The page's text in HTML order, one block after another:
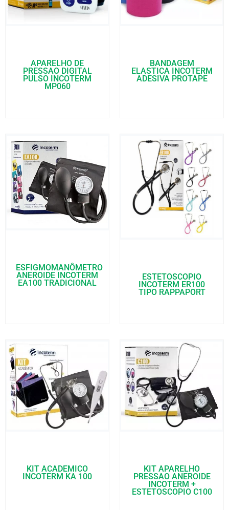
APARELHO DE
PRESSAO DIGITAL
PULSO INCOTERM
MP060
BANDAGEM
ELASTICA INCOTERM
ADESIVA PROTAPE
ESFIGMOMANÔMETRO
ANEROIDE INCOTERM
EA100 TRADICIONAL
ESTETOSCOPIO
INCOTERM ER100
TIPO RAPPAPORT
KIT ACADEMICO
INCOTERM KA 100
KIT APARELHO
PRESSAO ANEROIDE
INCOTERM +
ESTETOSCOPIO C100